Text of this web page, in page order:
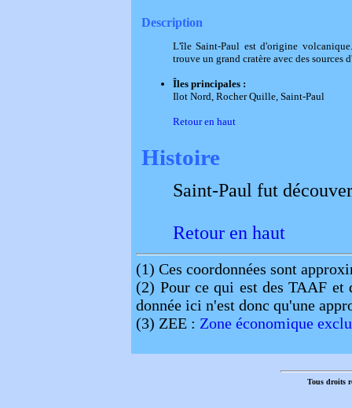
Description
L'île Saint-Paul est d'origine
trouve un grand cratère avec des sources
Îles principales :
Ilot Nord, Rocher Quille, Saint-Paul
Retour en haut
Histoire
Saint-Paul fut
Retour en haut
(1) Ces coordonnées sont
(2) Pour ce qui est des TAAF et
donnée ici n'est donc qu'une
(3) ZEE : Zone économique
Tous droits